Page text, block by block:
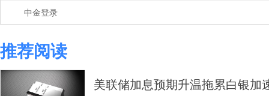
中金登录
推荐阅读
美联储加息预期升温拖累白银加